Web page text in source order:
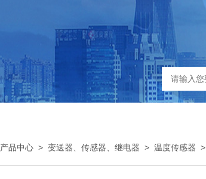
产品中心 >变送器、传感器、继电器 >温度传感器